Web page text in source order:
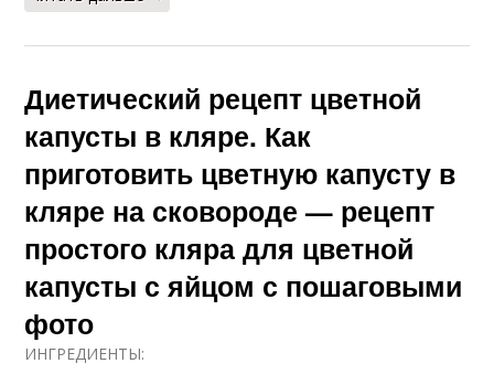
Диетический рецепт цветной
капусты в кляре. Как
приготовить цветную капусту в
кляре на сковороде — рецепт
простого кляра для цветной
капусты с яйцом с пошаговыми
фото
ИНГРЕДИЕНТЫ: